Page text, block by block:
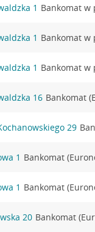
1 Bankomat w
1 Bankomat w
1 Bankomat w
16 Bankomat
29
1 Bankomat
1 Bankomat
20 Bankomat